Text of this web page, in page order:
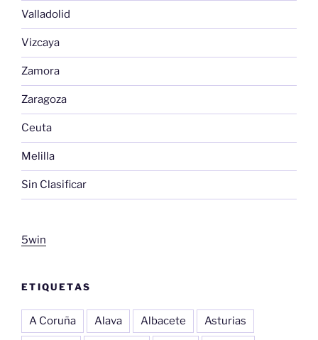
Valladolid
Vizcaya
Zamora
Zaragoza
Ceuta
Melilla
Sin Clasificar
5win
ETIQUETAS
A Coruña Alava Albacete Asturias